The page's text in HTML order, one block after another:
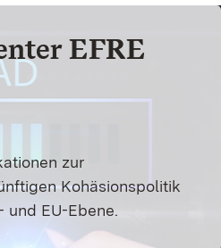
EFRE
zur
Kohäsionspolitik
und EU-Ebene.